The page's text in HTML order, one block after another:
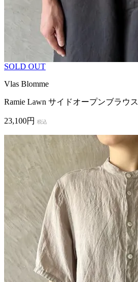
SOLD OUT
Vlas Blomme
Ramie Lawn サイドオープンブラウス
23,100円 税込